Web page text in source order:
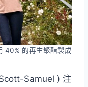
40% 的再生聚酯製成
Samuel ) 注